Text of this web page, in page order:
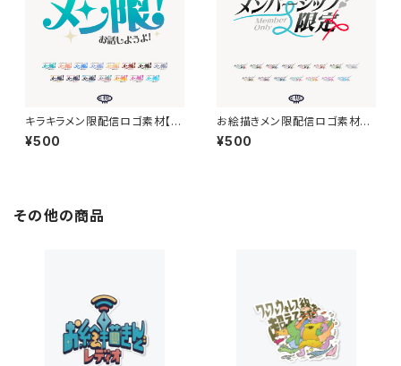
キラキラメン限配信ロゴ素材【フ
リー素材・サムネ素材】
¥500
お絵描きメン限配信ロゴ素材【フ
リー素材・サムネ素材】
¥500
その他の商品